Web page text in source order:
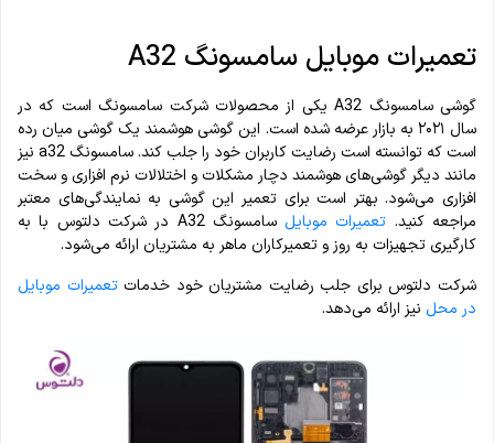
تعمیرات موبایل سامسونگ A32
گوشی سامسونگ A32 یکی از محصولات شرکت سامسونگ است که در
سال ۲۰۲۱ به بازار عرضه شده است. این گوشی هوشمند یک گوشی میان رده
است که توانسته است رضایت کاربران خود را جلب کند. سامسونگ a32 نیز
مانند دیگر گوشی‌های هوشمند دچار مشکلات و اختلالات نرم‌ افزاری و سخت‌
افزاری می‌شود. بهتر است برای تعمیر این گوشی به نمایندگی‌های معتبر
مراجعه کنید. تعمیرات موبایل
سامسونگ A32 در شرکت دلتوس با به‌
کارگیری تجهیزات به‌ روز و تعمیرکاران ماهر به مشتریان ارائه می‌شود.
شرکت دلتوس برای جلب رضایت مشتریان خود خدماتتعمیرات موبایل
در محل نیز ارائه می‌دهد.